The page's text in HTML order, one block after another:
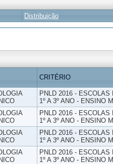
Distribuição
CRITÉRIO
PNLD 2016 -
1º A 3º ANO - ENSINO
PNLD 2016 -
1º A 3º ANO - ENSINO
PNLD 2016 -
1º A 3º ANO - ENSINO
PNLD 2016 -
1º A 3º ANO - ENSINO